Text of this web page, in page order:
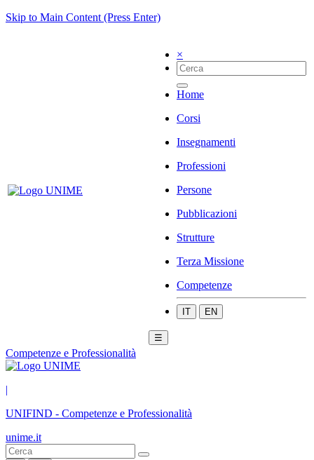
Skip to Main Content (Press Enter)
×
Home
Corsi
Insegnamenti
Professioni
Persone
Pubblicazioni
Strutture
Terza Missione
Competenze
IT EN
☰
Competenze e Professionalità
|
UNIFIND - Competenze e Professionalità
unime.it